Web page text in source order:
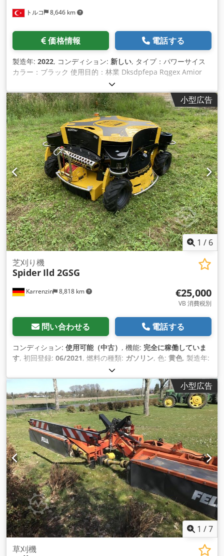
トルコ 8,646 km
価格情報 電話する
製造年: 2022, コンディション: 新しい, タイプ：パワーサイス
カラー：ブラック 使用目的：林業 Dksdpfepa Rqgex Amior
小型広告
1 / 6
Karrenzin 8,818 km
芝刈り機
Spider Ild 2GSG
€25,000
VB 消費税別
問い合わせる 電話する
コンディション: 使用可能（中古） , 機能: 完全に稼働していま
す, 初回登録: 06/2021, 燃料の種類: ガソリン, 色: 黄色, 製造年:
ケーブルウインチ, 全輪駆動
イダー 2SGS 大面積草刈機と 無線リモコン付き堤防草刈機（ケ
ーブルウインチ付き）、 Dodpfx Astv Rmfsmiskr この草刈り
機で刈ったのはソーラーパークだけで、他には何もしていませ
ん。芝刈り機の走りは素晴らしく、不満はありません。 ご質問
があればお電話ください。
小型広告
1 /7
草刈機